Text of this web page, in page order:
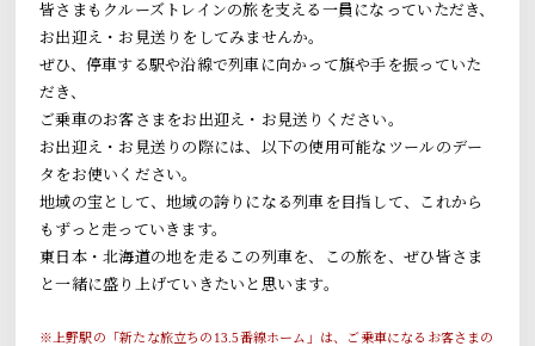
閉じる
皆さまもクルーズトレインの旅を支える一員になっていただき、
お出迎え・お見送りをしてみませんか。
ぜひ、停車する駅や沿線で列車に向かって旗や手を振っていた
だき、
ご乗車のお客さまをお出迎え・お見送りください。
お出迎え・お見送りの際には、以下の使用可能なツールのデー
タをお使いください。
地域の宝として、地域の誇りになる列車を目指して、これから
もずっと走っていきます。
東日本・北海道の地を走るこの列車を、この旅を、ぜひ皆さま
と一緒に盛り上げていきたいと思います。
上野駅の「新たな旅立ちの13.5番線ホーム」は、ご乗車になるお客さまの